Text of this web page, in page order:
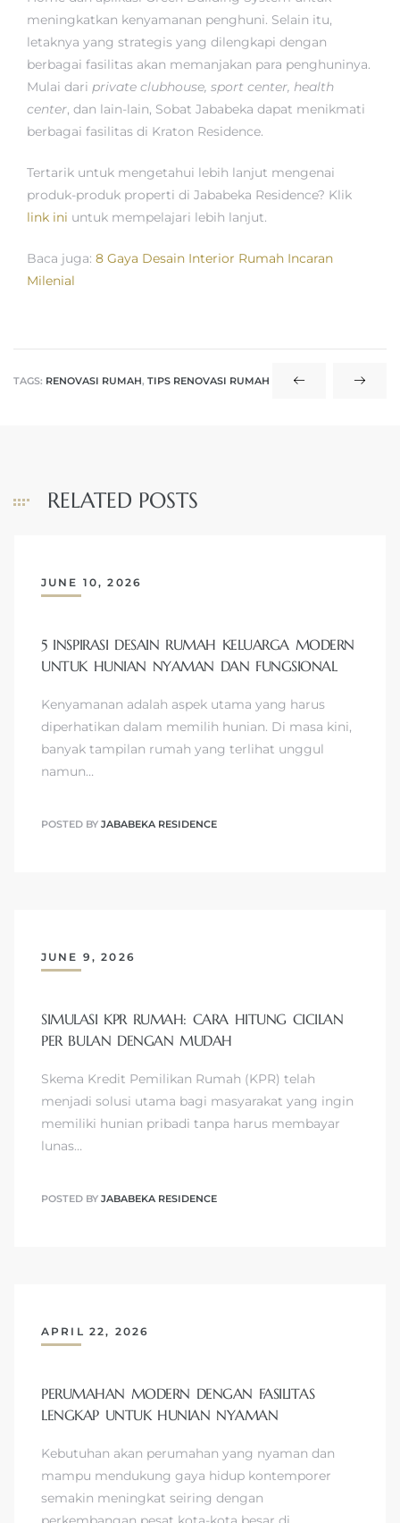
meningkatkan kenyamanan penghuni. Selain itu,
letaknya yang strategis yang dilengkapi dengan
berbagai fasilitas akan memanjakan para penghuninya.
Mulai dari private clubhouse, sport center, health
center, dan lain-lain, Sobat Jababeka dapat menikmati
berbagai fasilitas di Kraton Residence.
Tertarik untuk mengetahui lebih lanjut mengenai
produk-produk properti di Jababeka Residence? Klik
link ini untuk mempelajari lebih lanjut.
Baca juga: 8 Gaya Desain Interior Rumah Incaran
Milenial
TAGS: RENOVASI RUMAH, TIPS RENOVASI RUMAH
RELATED POSTS
JUNE 10, 2026
5 INSPIRASI DESAIN RUMAH KELUARGA MODERN
UNTUK HUNIAN NYAMAN DAN FUNGSIONAL
Kenyamanan adalah aspek utama yang harus
diperhatikan dalam memilih hunian. Di masa kini,
banyak tampilan rumah yang terlihat unggul
namun…
POSTED BY JABABEKA RESIDENCE
JUNE 9, 2026
SIMULASI KPR RUMAH: CARA HITUNG CICILAN
PER BULAN DENGAN MUDAH
Skema Kredit Pemilikan Rumah (KPR) telah
menjadi solusi utama bagi masyarakat yang ingin
memiliki hunian pribadi tanpa harus membayar
lunas…
POSTED BY JABABEKA RESIDENCE
APRIL 22, 2026
PERUMAHAN MODERN DENGAN FASILITAS
LENGKAP UNTUK HUNIAN NYAMAN
Kebutuhan akan perumahan yang nyaman dan
mampu mendukung gaya hidup kontemporer
semakin meningkat seiring dengan